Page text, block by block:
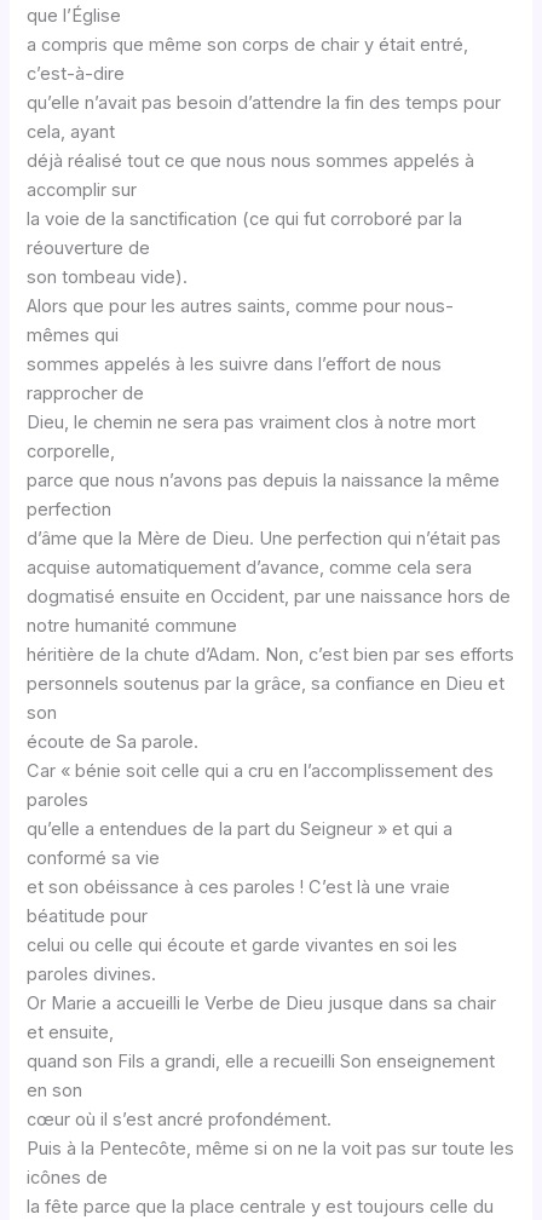
que l’Église
a compris que même son corps de chair y était entré,
c’est-à-dire
qu’elle n’avait pas besoin d’attendre la fin des temps pour
cela, ayant
déjà réalisé tout ce que nous nous sommes appelés à
accomplir sur
la voie de la sanctification (ce qui fut corroboré par la
réouverture de
son tombeau vide).
Alors que pour les autres saints, comme pour nous-
mêmes qui
sommes appelés à les suivre dans l’effort de nous
rapprocher de
Dieu, le chemin ne sera pas vraiment clos à notre mort
corporelle,
parce que nous n’avons pas depuis la naissance la même
perfection
d’âme que la Mère de Dieu. Une perfection qui n’était pas
acquise automatiquement d’avance, comme cela sera
dogmatisé ensuite en Occident, par une naissance hors de
notre humanité commune
héritière de la chute d’Adam. Non, c’est bien par ses efforts
personnels soutenus par la grâce, sa confiance en Dieu et
son
écoute de Sa parole.
Car « bénie soit celle qui a cru en l’accomplissement des
paroles
qu’elle a entendues de la part du Seigneur » et qui a
conformé sa vie
et son obéissance à ces paroles ! C’est là une vraie
béatitude pour
celui ou celle qui écoute et garde vivantes en soi les
paroles divines.
Or Marie a accueilli le Verbe de Dieu jusque dans sa chair
et ensuite,
quand son Fils a grandi, elle a recueilli Son enseignement
en son
cœur où il s’est ancré profondément.
Puis à la Pentecôte, même si on ne la voit pas sur toute les
icônes de
la fête parce que la place centrale y est toujours celle du